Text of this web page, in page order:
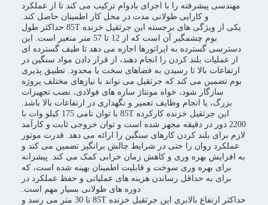
مهندسی پیشرفته را با اجزای بادوام ترکیب می کند تا از عملکرد
و کارایی طولانی مدت در محل کار اطمینان حاصل کند.
یکی از ویژگی های برجسته این جرثقیل خزنده 85T حداکثر طول
بوم چشمگیر آن است که از 12 تا 57 متر متغیر است. این
دسترسی گسترده به اپراتورها اجازه می دهد تا طیف گسترده ای
از عملیات بلند کردن را انجام دهند، از قرار دادن مواد سنگین در
ارتفاعات بالا تا رسیدن به فضاهای سخت یا محدود. تطبیق پذیری
بوم تضمین می کند که جرثقیل می تواند با نیازهای مختلف پروژه
سازگار شود، خواه مونتاژ سازه های فولادی، نصب تجهیزات
بزرگ، یا انجام وظایف تعمیر و نگهداری در ارتفاعات بالا باشد.
این جرثقیل خزنده کارکرده 85T با توان نامی 175 کیلو وات با
2200 دور در دقیقه مجهز شده است و توان خروجی ثابت و کارآمد
لازم برای بلند کردن کارهای سنگین را ارائه می دهد. قدرت موتور
عملکرد روان را حتی در شرایط چالش برانگیز تضمین می کند و
به افزایش بهره وری و کاهش زمان خرابی کمک می کند. پیشرانه
برای بهره وری سوخت و قابلیت اطمینان بهینه شده است، که
برای به حداقل رساندن هزینه های عملیاتی و حفظ عملکرد در
دوره های طولانی بسیار مهم است.
حداکثر ارتفاع بالابری این جرثقیل خزنده 85T تا 30 متر می رسد و